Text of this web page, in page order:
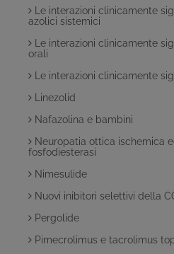
Le interazioni clinicamente
azolici sistemici
Le interazioni clinicamente
orali
Le interazioni clinicamente
Linezolid
Nafazolina e bambini
Neuropatia ottica ischemica
fosfodiesterasi
Nimesulide
Nuovi inibitori selettivi della
Pergolide
Pimecrolimus e tacrolimus